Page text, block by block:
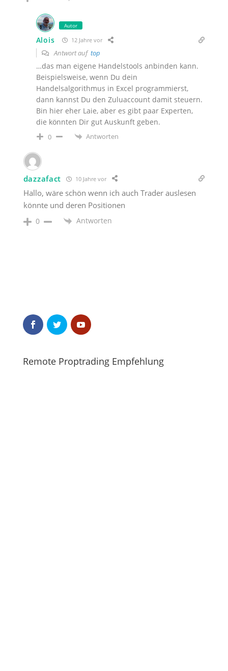
Autor
Alois 12 Jahre vor
Antwort auf top
…das man eigene Handelstools anbinden kann.
Beispielsweise, wenn Du dein
Handelsalgorithmus in Excel programmierst,
dann kannst Du den Zuluaccount damit steuern.
Bin hier eher Laie, aber es gibt paar Experten,
die könnten Dir gut Auskunft geben.
0 Antworten
dazzafact 10 Jahre vor
Hallo, wäre schön wenn ich auch Trader auslesen
könnte und deren Positionen
0 Antworten
Remote Proptrading Empfehlung